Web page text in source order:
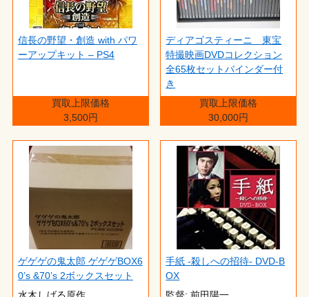
信長の野望・創造 with パワ
ーアップキット – PS4
買取上限価格
3,500円
ディアゴスティーニ 東宝
特撮映画DVDコレクション
全65枚セットバインダー付
き
買取上限価格
30,000円
ゲゲゲの鬼太郎 ゲゲゲBOX6
0’s &70’s 2ボックスセット
手紙 -殺しへの招待- DVD-B
OX